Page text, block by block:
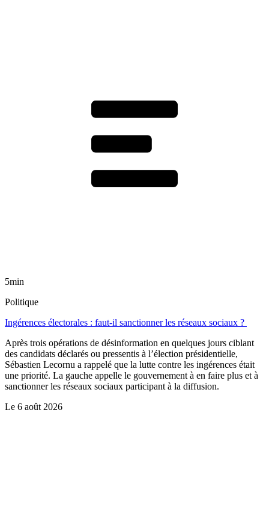
5min
Politique
Ingérences électorales : faut-il sanctionner les réseaux sociaux ?
Après trois opérations de désinformation en quelques jours ciblant
des candidats déclarés ou pressentis à l’élection présidentielle,
Sébastien Lecornu a rappelé que la lutte contre les ingérences était
une priorité. La gauche appelle le gouvernement à en faire plus et à
sanctionner les réseaux sociaux participant à la diffusion.
Le 6 août 2026